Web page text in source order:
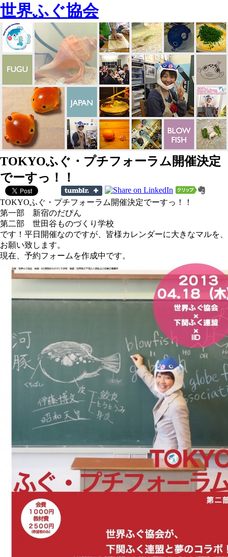
世界ふぐ協会
TOKYOふぐ・プチフォーラム開催決定
でーすっ！！
TOKYOふぐ・プチフォーラム開催決定でーすっ！！
第一部 新宿のだぴん
第二部 世田谷ものづくり学校
です！平日開催なのですが、皆様カレンダーに大きなマルを、
お願い致します。
現在、予約フォームを作成中です。